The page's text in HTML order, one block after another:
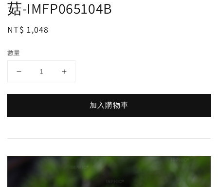
菇-IMFP065104B
Regular
NT$ 1,048
數量
加入購物車